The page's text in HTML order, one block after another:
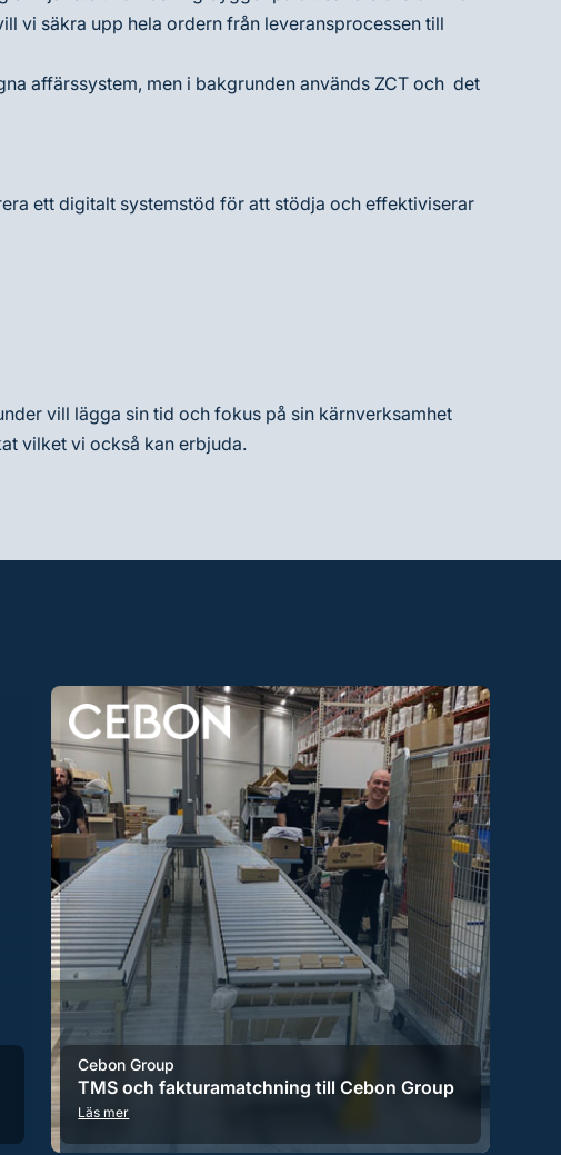
vi säkra upp hela ordern från leveransprocessen till
affärssystem, men i bakgrunden används ZCT och det
ett digitalt systemstöd för att stödja och effektiviserar
vill lägga sin tid och fokus på sin kärnverksamhet
vilket vi också kan erbjuda.
Cebon Group
TMS och fakturamatchning till Cebon Group
Läs mer